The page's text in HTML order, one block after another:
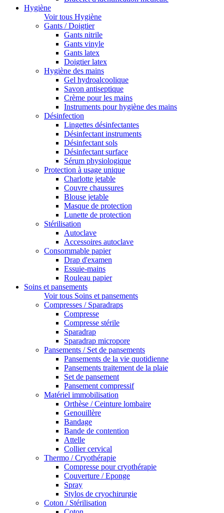
Hygiène
Voir tous Hygiène
Gants / Doigtier
Gants nitrile
Gants vinyle
Gants latex
Doigtier latex
Hygiène des mains
Gel hydroalcoolique
Savon antiseptique
Crème pour les mains
Instruments pour hygiène des mains
Désinfection
Lingettes désinfectantes
Désinfectant instruments
Désinfectant sols
Désinfectant surface
Sérum physiologique
Protection à usage unique
Charlotte jetable
Couvre chaussures
Blouse jetable
Masque de protection
Lunette de protection
Stérilisation
Autoclave
Accessoires autoclave
Consommable papier
Drap d'examen
Essuie-mains
Rouleau papier
Soins et pansements
Voir tous Soins et pansements
Compresses / Sparadraps
Compresse
Compresse stérile
Sparadrap
Sparadrap micropore
Pansements / Set de pansements
Pansements de la vie quotidienne
Pansements traitement de la plaie
Set de pansement
Pansement compressif
Matériel immobilisation
Orthèse / Ceinture lombaire
Genouillère
Bandage
Bande de contention
Attelle
Collier cervical
Thermo / Cryothérapie
Compresse pour cryothérapie
Couverture / Eponge
Spray
Stylos de cryochirurgie
Coton / Stérilisation